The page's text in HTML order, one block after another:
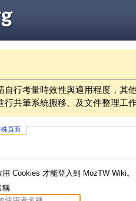
自行考量時效性與適用程度，其
行共筆系統搬移、及文件整理工
殊頁面
Cookies 才能登入到 MozTW Wiki。
稱